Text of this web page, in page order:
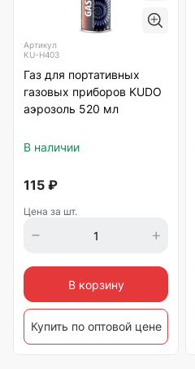
Артикул
KU-H403
Газ для портативных
газовых приборов KUDO
аэрозоль 520 мл
В наличии
115 ₽
Цена за шт.
В корзину
Купить по оптовой цене